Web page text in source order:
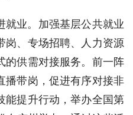
就业。加强基层公共就业
岗、专场招聘、人力资源
的供需对接服务。前一阵
播带岗，促进有序对接非
能提升行动，举办全国第